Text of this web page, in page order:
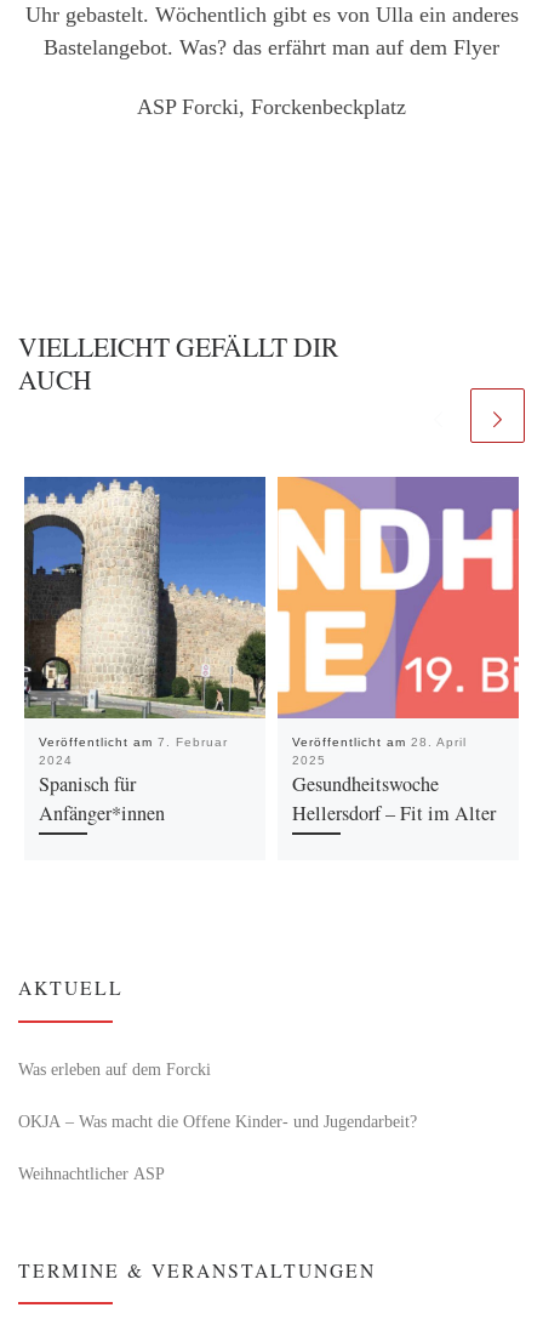
Uhr gebastelt. Wöchentlich gibt es von Ulla ein anderes
Bastelangebot. Was? das erfährt man auf dem Flyer
ASP Forcki, Forckenbeckplatz
VIELLEICHT GEFÄLLT DIR
AUCH
Veröffentlicht am 7. Februar
2024
Spanisch für
Anfänger*innen
Veröffentlicht am 28. April
2025
Gesundheitswoche
Hellersdorf – Fit im Alter
AKTUELL
Was erleben auf dem Forcki
OKJA – Was macht die Offene Kinder- und Jugendarbeit?
Weihnachtlicher ASP
TERMINE & VERANSTALTUNGEN